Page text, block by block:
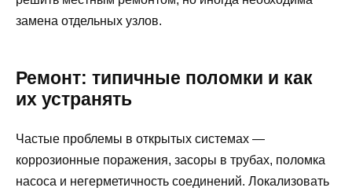
замена отдельных узлов.
Ремонт: типичные поломки и как
их устранять
Частые проблемы в открытых системах —
коррозионные поражения, засоры в трубах, поломка
насоса и негерметичность соединений. Локализовать